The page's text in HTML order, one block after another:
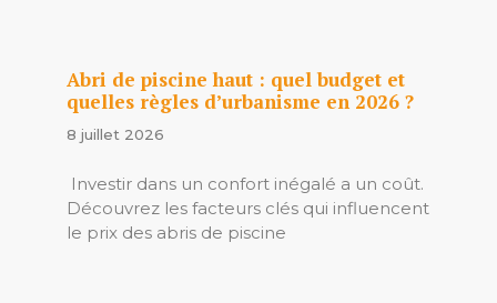
Abri de piscine haut : quel budget et
quelles règles d’urbanisme en 2026 ?
8 juillet 2026
Investir dans un confort inégalé a un coût.
Découvrez les facteurs clés qui influencent
le prix des abris de piscine